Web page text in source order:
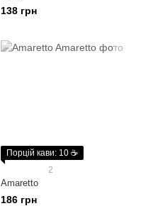
138 грн
Порцій кави: 10 ☕
2
Amaretto
186 грн